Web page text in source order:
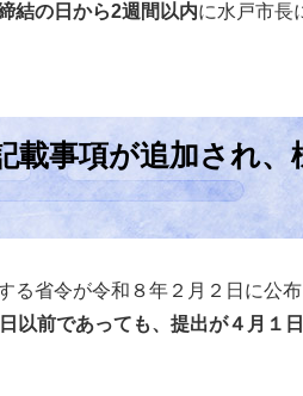
結の日から2週間以内に水戸市長
載事項が追加され、
省令が令和８年２月２日に公
以前であっても、提出が４月１